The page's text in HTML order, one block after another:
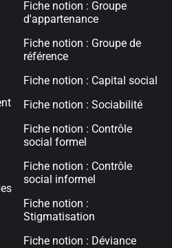
Fiche notion : Groupe
d'appartenance
Fiche notion : Groupe de
référence
Fiche notion : Capital social
Fiche notion : Sociabilité
Fiche notion : Contrôle
social formel
Fiche notion : Contrôle
social informel
Fiche notion :
Stigmatisation
Fiche notion : Déviance